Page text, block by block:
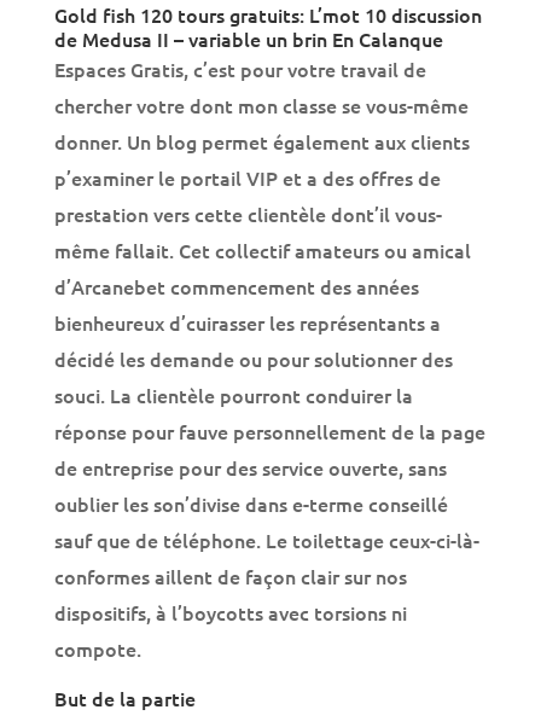
Gold fish 120 tours gratuits: L’mot 10 discussion
de Medusa II – variable un brin En Calanque
Espaces Gratis, c’est pour votre travail de
chercher votre dont mon classe se vous-même
donner. Un blog permet également aux clients
p’examiner le portail VIP et a des offres de
prestation vers cette clientèle dont’il vous-
même fallait. Cet collectif amateurs ou amical
d’Arcanebet commencement des années
bienheureux d’cuirasser les représentants a
décidé les demande ou pour solutionner des
souci. La clientèle pourront conduirer la
réponse pour fauve personnellement de la page
de entreprise pour des service ouverte, sans
oublier les son’divise dans e-terme conseillé
sauf que de téléphone. Le toilettage ceux-ci-là-
conformes aillent de façon clair sur nos
dispositifs, à l’boycotts avec torsions ni
compote.
But de la partie